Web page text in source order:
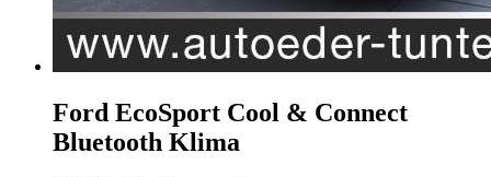
Ford EcoSport Cool & Connect
Bluetooth Klima